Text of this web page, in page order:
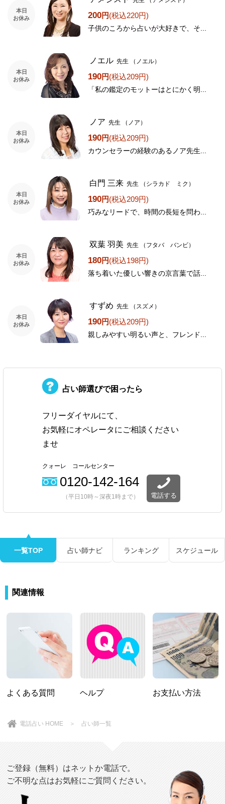
本日
お休み
200円(税込220円)
子供のころから占いが大好きで、そ...
本日
お休み
ノエル 先生 （ノエル）
190円(税込209円)
「私の鑑定のモットーはとにかく明...
本日
お休み
ノア 先生 （ノア）
190円(税込209円)
カウンセラーの経験のあるノア先生...
本日
お休み
白門 三来 先生 （シラカド ミク）
190円(税込209円)
巧みなリードで、時間の長短を問わ...
本日
お休み
双葉 羽美 先生 （フタバ バンビ）
180円(税込198円)
落ち着いた優しい響きの京言葉で話...
本日
お休み
すずめ 先生 （スズメ）
190円(税込209円)
親しみやすい明るい声と、フレンド...
占い師選びで困ったら
フリーダイヤルにて、
お気軽にオペレータにご相談ください
ませ
クォーレ コールセンター
0120-142-164
（平日10時～深夜1時まで） 電話する
一覧TOP 占い師ナビ ランキング スケジュール
関連情報
よくある質問 ヘルプ お支払い方法
電話占い HOME ＞ 占い師一覧
ご登録（無料）はネットか電話で。
ご不明な点はお気軽にご質問ください。